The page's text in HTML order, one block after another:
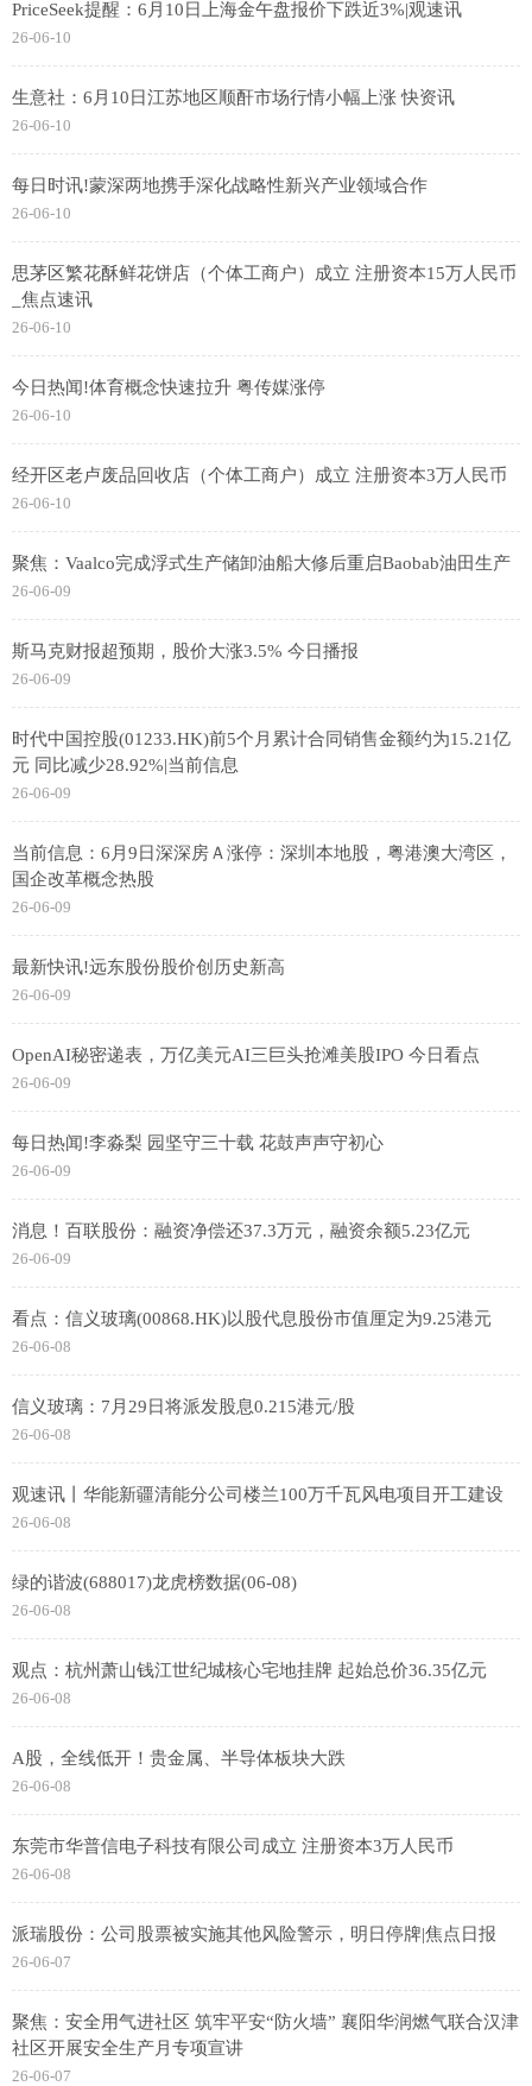
PriceSeek提醒：6月10日上海金午盘报价下跌近3%|观速讯
26-06-10
生意社：6月10日江苏地区顺酐市场行情小幅上涨 快资讯
26-06-10
每日时讯!蒙深两地携手深化战略性新兴产业领域合作
26-06-10
思茅区繁花酥鲜花饼店（个体工商户）成立 注册资本15万人民币
_焦点速讯
26-06-10
今日热闻!体育概念快速拉升 粤传媒涨停
26-06-10
经开区老卢废品回收店（个体工商户）成立 注册资本3万人民币
26-06-10
聚焦：Vaalco完成浮式生产储卸油船大修后重启Baobab油田生产
26-06-09
斯马克财报超预期，股价大涨3.5% 今日播报
26-06-09
时代中国控股(01233.HK)前5个月累计合同销售金额约为15.21亿
元 同比减少28.92%|当前信息
26-06-09
当前信息：6月9日深深房Ａ涨停：深圳本地股，粤港澳大湾区，
国企改革概念热股
26-06-09
最新快讯!远东股份股价创历史新高
26-06-09
OpenAI秘密递表，万亿美元AI三巨头抢滩美股IPO 今日看点
26-06-09
每日热闻!李淼梨 园坚守三十载 花鼓声声守初心
26-06-09
消息！百联股份：融资净偿还37.3万元，融资余额5.23亿元
26-06-09
看点：信义玻璃(00868.HK)以股代息股份市值厘定为9.25港元
26-06-08
信义玻璃：7月29日将派发股息0.215港元/股
26-06-08
观速讯丨华能新疆清能分公司楼兰100万千瓦风电项目开工建设
26-06-08
绿的谐波(688017)龙虎榜数据(06-08)
26-06-08
观点：杭州萧山钱江世纪城核心宅地挂牌 起始总价36.35亿元
26-06-08
A股，全线低开！贵金属、半导体板块大跌
26-06-08
东莞市华普信电子科技有限公司成立 注册资本3万人民币
26-06-08
派瑞股份：公司股票被实施其他风险警示，明日停牌|焦点日报
26-06-07
聚焦：安全用气进社区 筑牢平安“防火墙” 襄阳华润燃气联合汉津
社区开展安全生产月专项宣讲
26-06-07